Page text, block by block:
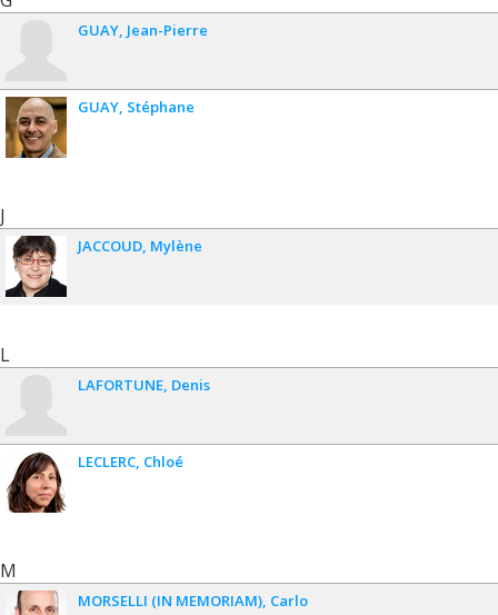
GUAY Jean-Pierre
GUAY Stéphane
J
JACCOUD Mylène
L
LAFORTUNE Denis
LECLERC Chloé
M
MORSELLI (IN MEMORIAM) Carlo